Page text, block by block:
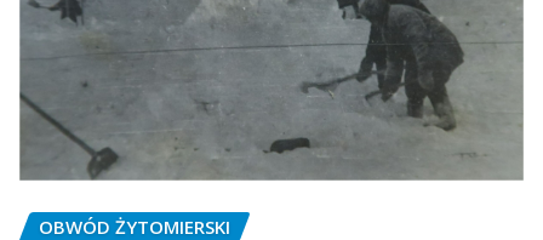
OBWÓD ŻYTOMIERSKI